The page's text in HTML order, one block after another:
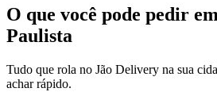
O que você pode pedir
Paulista
Tudo que rola no Jão Delivery na sua
achar rápido.